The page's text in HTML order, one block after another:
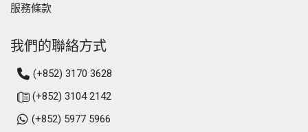
服務條款
我們的聯絡方式
(+852) 3170 3628
(+852) 3104 2142
(+852) 5977 5966